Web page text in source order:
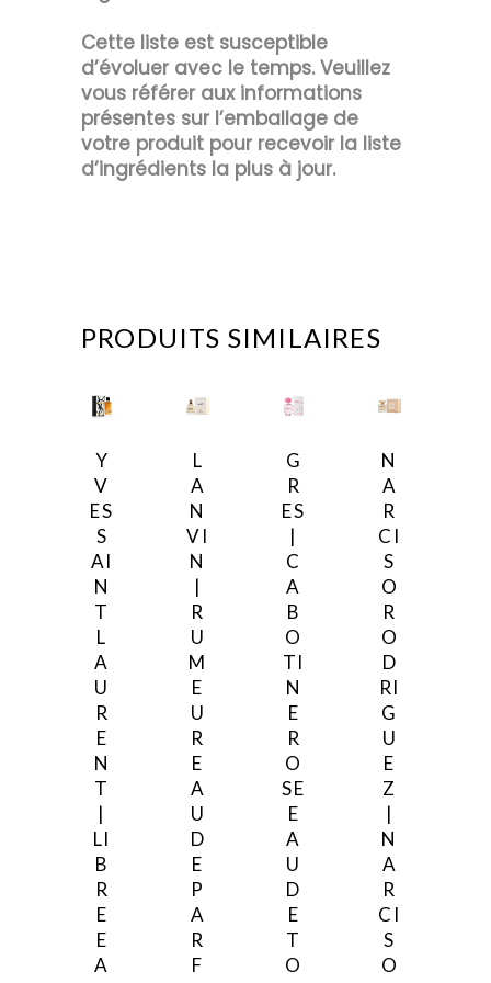
Cette liste est susceptible
d’évoluer avec le temps. Veuillez
vous référer aux informations
présentes sur l’emballage de
votre produit pour recevoir la liste
d’ingrédients la plus à jour.
PRODUITS SIMILAIRES
Y
V
ES
S
AI
N
T
L
A
U
R
E
N
T
|
LI
B
R
E
E
A
L
A
N
VI
N
|
R
U
M
E
U
R
E
A
U
D
E
P
A
R
F
G
R
ES
|
C
A
B
O
TI
N
E
R
O
SE
E
A
U
D
E
T
O
N
A
R
CI
S
O
R
O
D
RI
G
U
E
Z
|
N
A
R
CI
S
O